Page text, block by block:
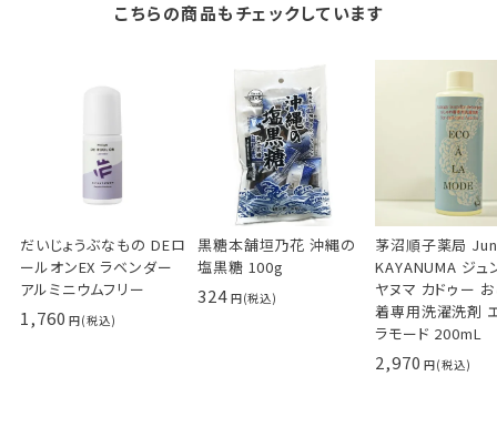
こちらの商品もチェックしています
だいじょうぶなもの DEロ
ールオンEX ラベンダー
アルミニウムフリー
1,760
黒糖本舗垣乃花 沖縄の
塩黒糖 100g
324
茅沼順子薬局
KAYANUMA ジュ
ヤヌマ カドゥー
着専用洗濯洗剤
ラモード 200mL
2,970